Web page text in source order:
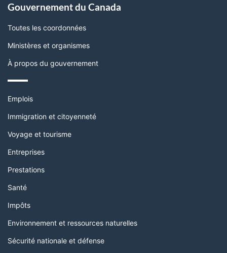
propos
de
ce
Gouvernement du Canada
Toutes les coordonnées
Ministères et organismes
À propos du gouvernement
Thèmes
sujets
Emplois
Immigration et citoyenneté
Voyage et tourisme
Entreprises
Prestations
Santé
Impôts
Environnement et ressources naturelles
Sécurité nationale et défense